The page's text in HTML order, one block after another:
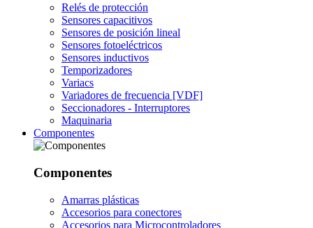
Relés de protección
Sensores capacitivos
Sensores de posición lineal
Sensores fotoeléctricos
Sensores inductivos
Temporizadores
Variacs
Variadores de frecuencia [VDF]
Seccionadores - Interruptores
Maquinaria
Componentes
Componentes
Amarras plásticas
Accesorios para conectores
Accesorios para Microcontroladores